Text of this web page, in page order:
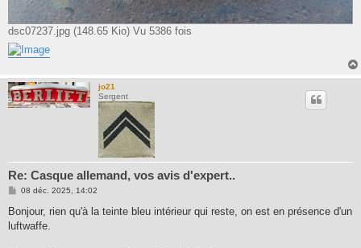
dsc07237.jpg (148.65 Kio) Vu 5386 fois
jo21
Sergent
Re: Casque allemand, vos avis d'expert..
M
s
a
08 déc. 2025, 14:02
Bonjour, rien qu'à la teinte bleu intérieur qui reste, on est en présence d'un
luftwaffe.